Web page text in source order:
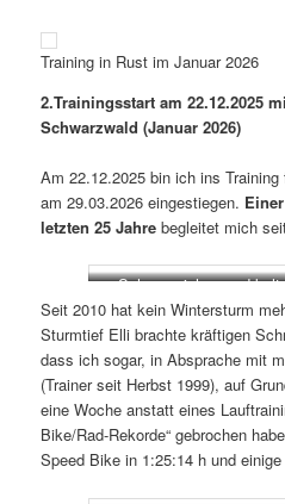
Training in Rust im Januar 2026
2.Trainingsstart am 22.12.2025
Schwarzwald (Januar 2026)
Am 22.12.2025 bin ich ins
am 29.03.2026 eingestiegen.
letzten 25 Jahrebegleitet mich
Schneereiches und
Seit 2010 hat kein Wintersturm
Sturmtief Elli brachte kräftigen
dass ich sogar, in Absprache mit
(Trainer seit Herbst 1999), auf
eine Woche anstatt eines
Bike/Rad-Rekorde“ gebrochen
Speed Bike in 1:25:14 h und